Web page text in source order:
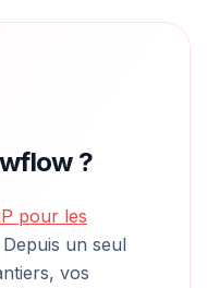
?
pour les
Depuis un seul
vos